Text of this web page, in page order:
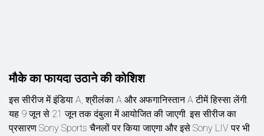
मौके का फायदा उठाने की कोश‍िश
इस सीरीज में इंडिया A, श्रीलंका A और अफगानिस्तान A टीमें हिस्सा लेंगी.
यह 9 जून से 21 जून तक दंबुला में आयोजित की जाएगी. इस सीरीज का
प्रसारण Sony Sports चैनलों पर किया जाएगा और इसे Sony LIV पर भी